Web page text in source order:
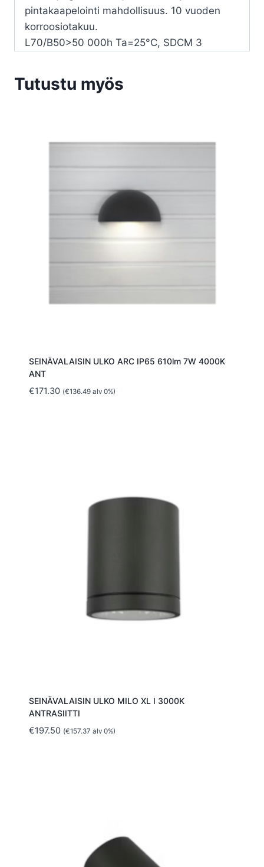
pintakaapelointi mahdollisuus. 10 vuoden
korroosiotakuu.
L70/B50>50 000h Ta=25°C, SDCM 3
Tutustu myös
SEINÄVALAISIN ULKO ARC IP65 610lm 7W 4000K
ANT
€171.30 (€136.49alv 0%)
SEINÄVALAISIN ULKO MILO XL I 3000K
ANTRASIITTI
€197.50 (€157.37 alv 0%)